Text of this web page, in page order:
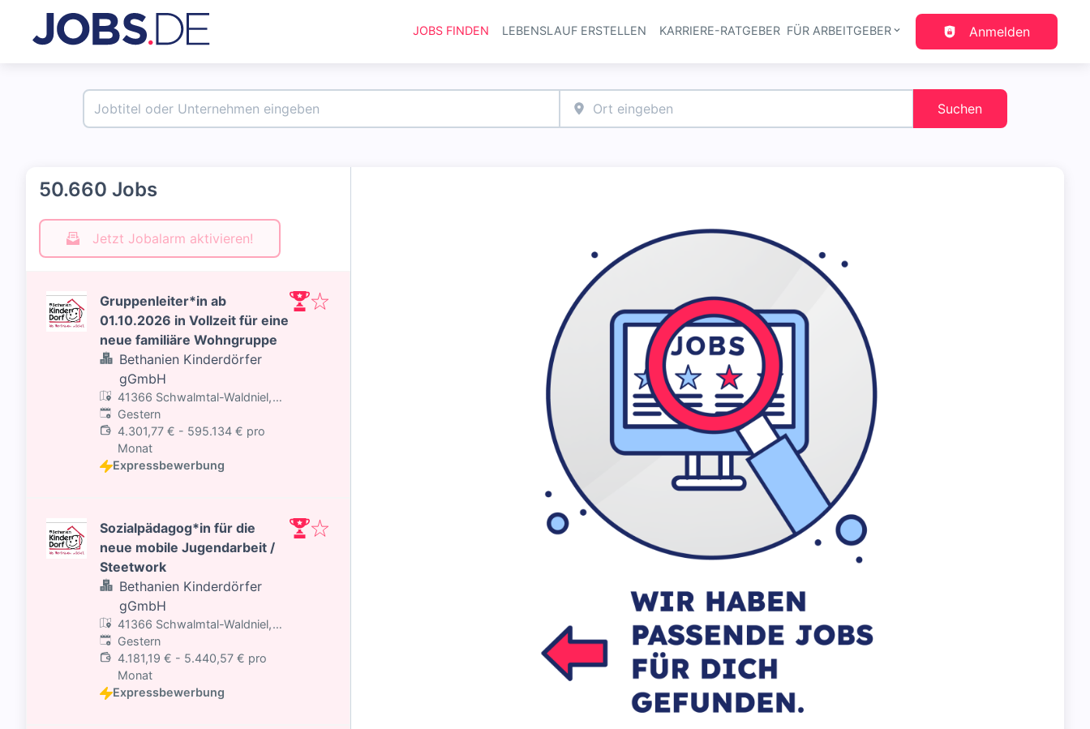
Haupt-Navigation
JOBS FINDEN LEBENSLAUF ERSTELLEN KARRIERE-RATGEBER FÜR ARBEITGEBER Anmelden
Suchen
50.660 Jobs
Jetzt Jobalarm aktivieren!
Gruppenleiter*in ab
01.10.2026 in Vollzeit für eine
neue familiäre Wohngruppe
Bethanien Kinderdörfer
gGmbH
41366 Schwalmtal-Waldniel,
Deutschland
Veröffentlicht
Gestern
4.301,77 € - 595.134 € pro
Monat
Expressbewerbung
Sozialpädagog*in für die
neue mobile Jugendarbeit /
Steetwork
Bethanien Kinderdörfer
gGmbH
41366 Schwalmtal-Waldniel,
Deutschland
Veröffentlicht
Gestern
4.181,19 € - 5.440,57 € pro
Monat
Expressbewerbung